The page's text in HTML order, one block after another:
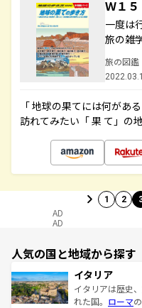
Ｗ１
一度は
旅の雑
旅の図鑑
「 地球の果てには何があ
訪れてみたい「 果 て」の
1 2
AD
AD
人気の国と地域から探す
イタリア
イタリアは歴史
れた国。 ローマ